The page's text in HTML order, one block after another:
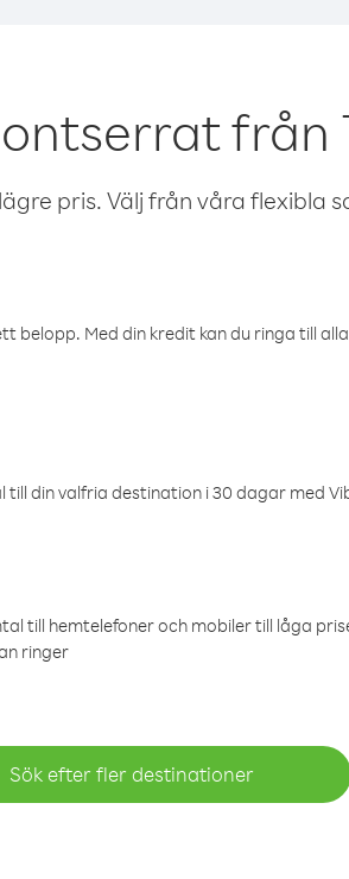
från
pris. Välj från våra flexibla
Med din kredit kan du ringa till
din valfria destination i 30 dagar med
till hemtelefoner och mobiler till låga
ringer
Sök efter fler destinationer